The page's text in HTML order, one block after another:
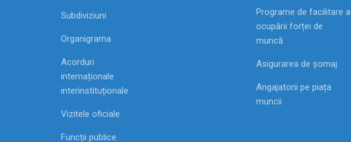
Subdiviziuni
Organigrama
Acorduri
internaționale
interinstituționale
Vizitele oficiale
Funcții publice
Programe de facilitare a
ocupării forței de
muncă
Asigurarea de șomaj
Angajatorii pe piața
muncii